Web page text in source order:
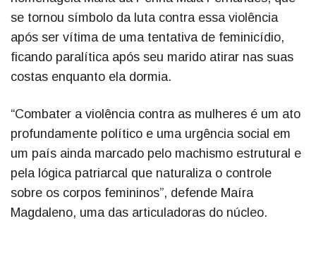
se tornou símbolo da luta contra essa violência
após ser vítima de uma tentativa de feminicídio,
ficando paralítica após seu marido atirar nas suas
costas enquanto ela dormia.
“Combater a violência contra as mulheres é um ato
profundamente político e uma urgência social em
um país ainda marcado pelo machismo estrutural e
pela lógica patriarcal que naturaliza o controle
sobre os corpos femininos”, defende Maíra
Magdaleno, uma das articuladoras do núcleo.